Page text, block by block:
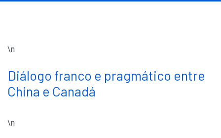
\n
Diálogo franco e pragmático entre
China e Canadá
\n